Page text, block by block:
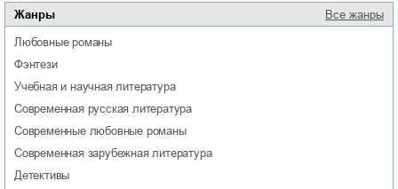
Жанры Все жанры
любовные романы
фэнтези
учебная и научная литература
современная русская литература
современные любовные романы
современная зарубежная литература
детективы